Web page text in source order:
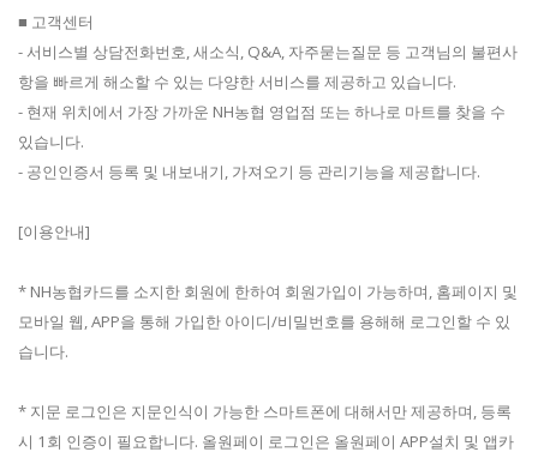
■ 고객센터
- 서비스별 상담전화번호, 새소식, Q&A, 자주묻는질문 등 고객님의 불편사
항을 빠르게 해소할 수 있는 다양한 서비스를 제공하고 있습니다.
- 현재 위치에서 가장 가까운 NH농협 영업점 또는 하나로 마트를 찾을 수
있습니다.
- 공인인증서 등록 및 내보내기, 가져오기 등 관리기능을 제공합니다.
[이용안내]
* NH농협카드를 소지한 회원에 한하여 회원가입이 가능하며, 홈페이지 및
모바일 웹, APP을 통해 가입한 아이디/비밀번호를 용해해 로그인할 수 있
습니다.
* 지문 로그인은 지문인식이 가능한 스마트폰에 대해서만 제공하며, 등록
시 1회 인증이 필요합니다. 올원페이 로그인은 올원페이 APP설치 및 앱카